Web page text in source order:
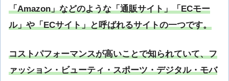
「Amazon」などのような「通販サイト」「ECモー
ル」や「ECサイト」と呼ばれるサイトの一つです。
コストパフォーマンスが高いことで知られていて、フ
ァッション・ビューティ・スポーツ・デジタル・モバ